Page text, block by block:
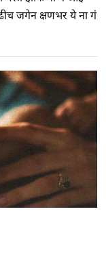
जगेन क्षणभर ये ना गं